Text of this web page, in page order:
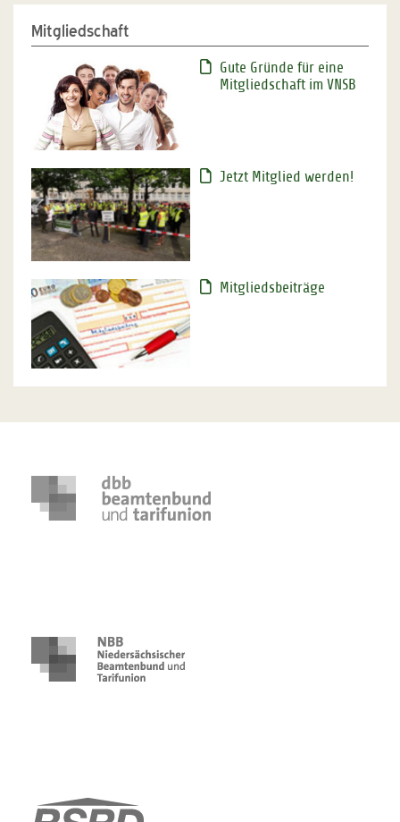
Mitgliedschaft
Gute Gründe für eine
Mitgliedschaft im VNSB
Jetzt Mitglied werden!
Mitgliedsbeiträge